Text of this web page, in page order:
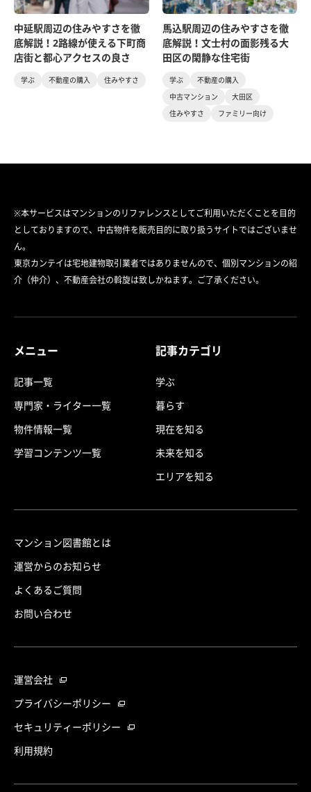
中延駅周辺の住みやすさを徹
底解説！2路線が使える下町商
店街と都心アクセスの良さ
学ぶ 不動産の購入 住みやすさ
馬込駅周辺の住みやすさを徹
底解説！文士村の面影残る大
田区の閑静な住宅街
学ぶ
不動産の購入
中古マンション
大田区
住みやすさ
ファミリー向け
※本サービスはマンションのリファレンスとしてご利用いただくことを目的
としておりますので、中古物件を販売目的に取り扱うサイトではございませ
ん。
東京カンテイは宅地建物取引業者ではありませんので、個別マンションの紹
介（仲介）、不動産会社の斡旋は致しかねます。ご了承ください。
メニュー
記事一覧
専門家・ライター一覧
物件情報一覧
学習コンテンツ一覧
記事カテゴリ
学ぶ
暮らす
現在を知る
未来を知る
エリアを知る
マンション図書館とは
運営からのお知らせ
よくあるご質問
お問い合わせ
運営会社
プライバシーポリシー
セキュリティーポリシー
利用規約